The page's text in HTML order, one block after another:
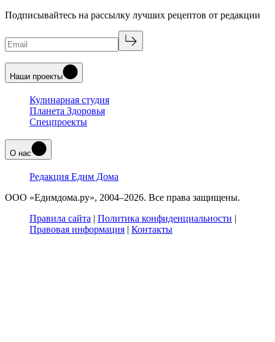
Подписывайтесь на рассылку лучших рецептов от редакции
Наши проекты
Кулинарная студия
Планета Здоровья
Спецпроекты
О нас
Редакция Едим Дома
ООО «Едимдома.ру», 2004–2026. Все права защищены.
Правила сайта | Политика конфиденциальности |
Правовая информация | Контакты